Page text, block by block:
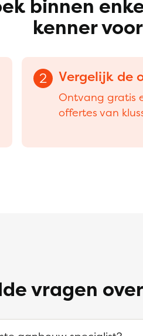
binnen
kenner
2 Vergelijk de
Ontvang gratis
offertes van
vragen